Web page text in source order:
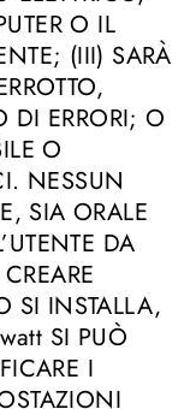
O IL
(III) SARÀ
DI ERRORI; O
O
NESSUN
SIA ORALE
DA
SI INSTALLA,
SI PUÒ
I